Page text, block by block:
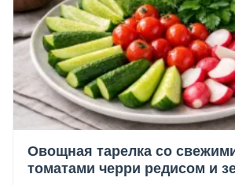
Овощная тарелка со
томатами черри редисом и